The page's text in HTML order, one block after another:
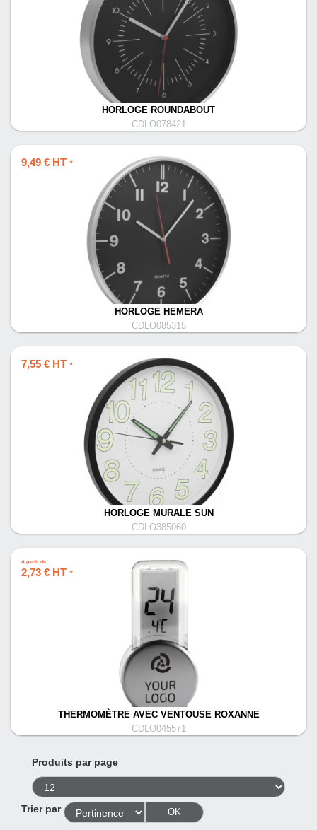
HORLOGE ROUNDABOUT
CDLO078421
9,49 € HT *
HORLOGE HEMERA
CDLO085315
7,55 € HT *
HORLOGE MURALE SUN
CDLO385060
À partir de
2,73 € HT *
THERMOMÈTRE AVEC VENTOUSE ROXANNE
CDLO045571
Produits par page
Trier par OK